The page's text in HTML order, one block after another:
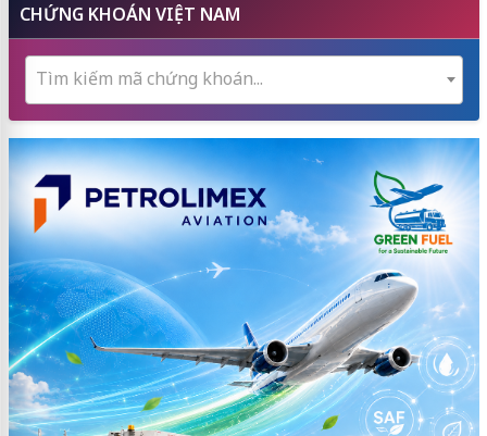
CHỨNG KHOÁN VIỆT NAM
Tìm kiếm mã chứng khoán...